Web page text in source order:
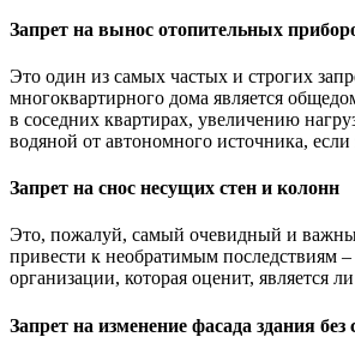
Запрет на вынос отопительных
Это один из самых частых и строгих
многоквартирного дома является
в соседних квартирах, увеличению
водяной от автономного источника,
Запрет на снос несущих стен и колонн
Это, пожалуй, самый очевидный и
привести к необратимым последствиям
организации, которая оценит, является
Запрет на изменение фасада здания без